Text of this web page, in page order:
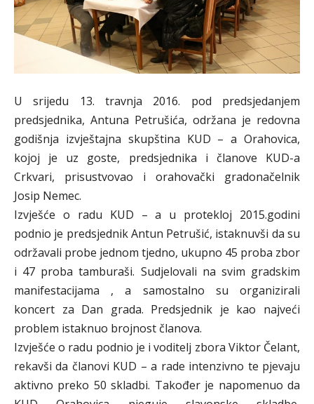
U srijedu 13. travnja 2016. pod predsjedanjem
predsjednika, Antuna Petrušića, održana je redovna
godišnja izvještajna skupština KUD – a Orahovica,
kojoj je uz goste, predsjednika i članove KUD-a
Crkvari, prisustvovao i orahovački gradonačelnik
Josip Nemec.
Izvješće o radu KUD – a u protekloj 2015.godini
podnio je predsjednik Antun Petrušić, istaknuvši da su
održavali probe jednom tjedno, ukupno 45 proba zbor
i 47 proba tamburaši. Sudjelovali na svim gradskim
manifestacijama , a samostalno su organizirali
koncert za Dan grada. Predsjednik je kao najveći
problem istaknuo brojnost članova.
Izvješće o radu podnio je i voditelj zbora Viktor Čelant,
rekavši da članovi KUD – a rade intenzivno te pjevaju
aktivno preko 50 skladbi. Također je napomenuo da